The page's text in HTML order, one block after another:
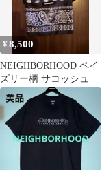
¥8,500
NEIGHBORHOOD ペイ
ズリー柄 サコッシュ